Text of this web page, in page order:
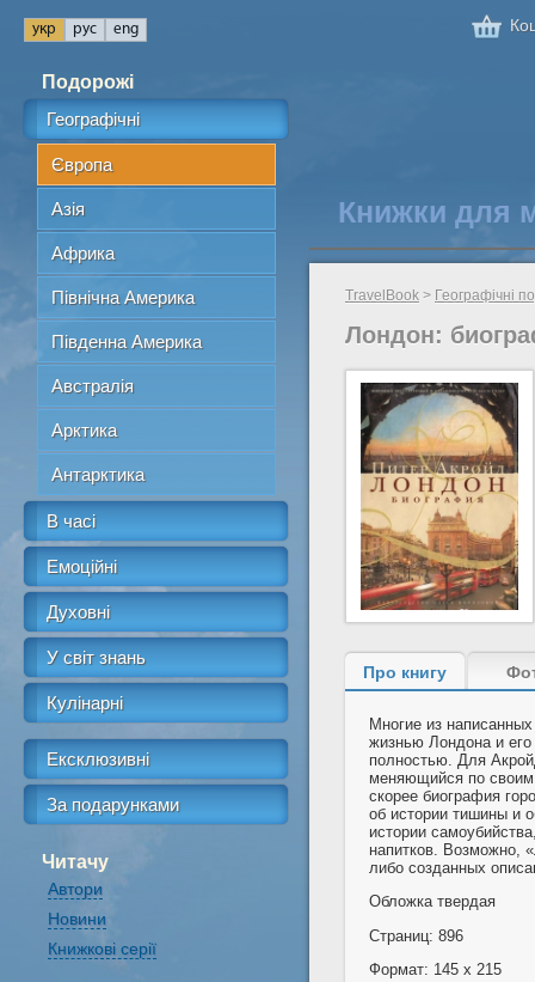
Подорожі
Географічні
Європа
Азія
Африка
Північна Америка
Південна Америка
Австралія
Арктика
Антарктика
В часі
Емоційні
Духовні
У світ знань
Кулінарні
Ексклюзивні
За подарунками
Читачу
Автори
Новини
Книжкові серії
Книжки для
TravelBook > Географічні
Лондон:
Про книгу
Многие из
жизнью Лондона и
полностью. Для
меняющийся по
скорее биография
об истории тишины и
истории
напитков. Возможно,
либо созданных
Обложка твердая
Страниц: 896
Формат: 145 x 215